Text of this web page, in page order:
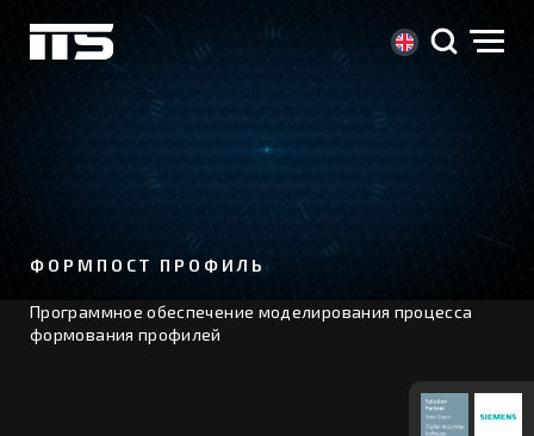
ФОРМПОСТ ПРОФИЛЬ
Программное обеспечение моделирования процесса
формования профилей